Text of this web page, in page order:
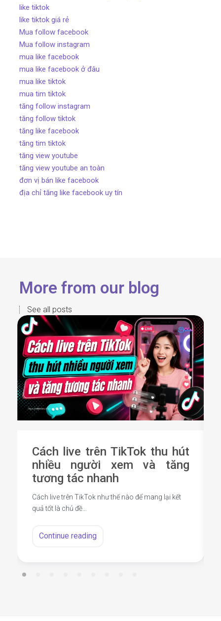
like tiktok
like tiktok giá rẻ
Mua follow facebook
Mua follow instagram
mua like facebook
mua like facebook ở đâu
mua like tiktok
mua tim tiktok
tăng follow instagram
tăng follow tiktok
tăng like facebook
tăng tim tiktok
tăng view youtube
tăng view youtube an toàn
đơn vị bán like facebook
địa chỉ tăng like facebook uy tín
More from our blog
See all posts
Cách live trên TikTok thu hút
nhiều người xem và tăng
tương tác nhanh
Cách live trên TikTok như thế nào để mang lại kết
quả tốt là chủ đề…
Continue reading